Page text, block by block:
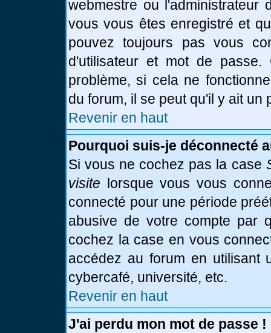
webmestre ou l'administrateur
vous vous êtes enregistré et
pouvez toujours pas vous
d'utilisateur et mot de
problème, si cela ne
du forum, il se peut qu'il y ait un
Revenir en haut
Pourquoi suis-je déconnecté
Si vous ne cochez pas la case
visite lorsque vous vous
connecté pour une période
abusive de votre compte par
cochez la case en vous
accédez au forum en utilisant
cybercafé, université, etc.
Revenir en haut
J'ai perdu mon mot de passe !